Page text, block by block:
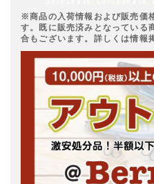
※商品の入荷情報および販売価
す。既に販売済みとなっている
合もございます。詳しくは情報